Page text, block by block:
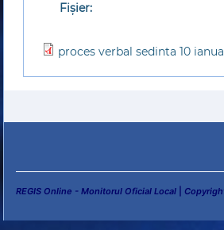
Fișier:
proces verbal sedinta 10
REGIS Online - Monitorul Oficial Local